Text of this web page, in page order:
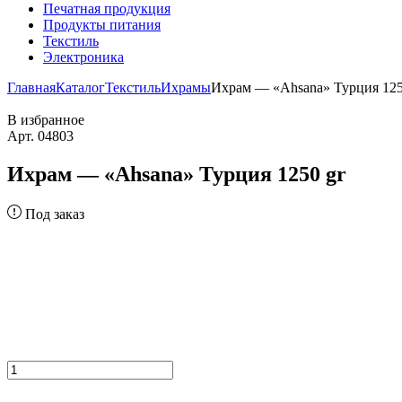
Печатная продукция
Продукты питания
Текстиль
Электроника
ГлавнаяКаталогТекстильИхрамыИхрам — «Ahsana» Турция
В избранное
Арт. 04803
Ихрам — «Ahsana» Турция 1250 gr
Под заказ